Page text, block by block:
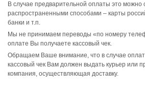
В случае предварительной оплаты это можно
распространенными способами – карты
банки и т.п.
Мы не принимаем переводы «по номеру
оплате Вы получаете кассовый чек.
Обращаем Ваше внимание, что в случае
кассовый чек Вам должен выдать курьер или
компания, осуществляющая доставку.